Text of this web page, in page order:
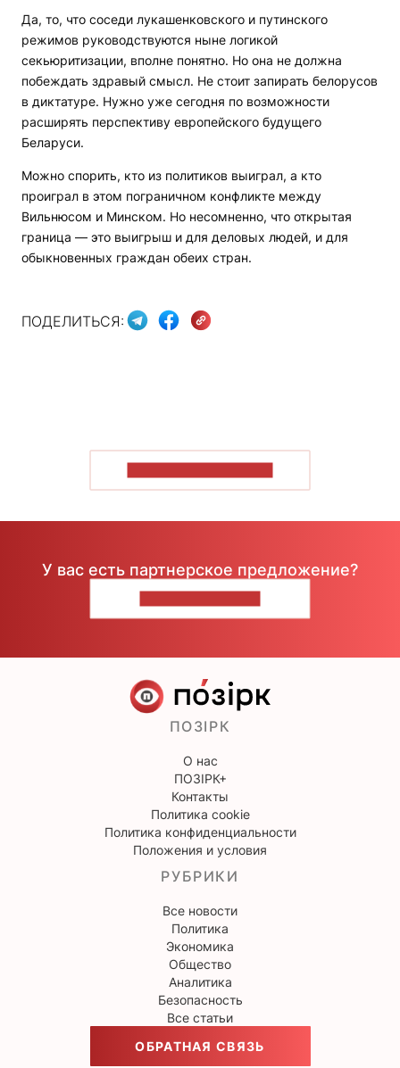
Да, то, что соседи лукашенковского и путинского
режимов руководствуются ныне логикой
секьюритизации, вполне понятно. Но она не должна
побеждать здравый смысл. Не стоит запирать белорусов
в диктатуре. Нужно уже сегодня по возможности
расширять перспективу европейского будущего
Беларуси.
Можно спорить, кто из политиков выиграл, а кто
проиграл в этом пограничном конфликте между
Вильнюсом и Минском. Но несомненно, что открытая
граница — это выигрыш и для деловых людей, и для
обыкновенных граждан обеих стран.
ПОДЕЛИТЬСЯ:
У вас есть партнерское предложение?
ПОЗІРК
О нас
ПОЗІРК+
Контакты
Политика cookie
Политика конфиденциальности
Положения и условия
РУБРИКИ
Все новости
Политика
Экономика
Общество
Аналитика
Безопасность
Все статьи
ОБРАТНАЯ СВЯЗЬ